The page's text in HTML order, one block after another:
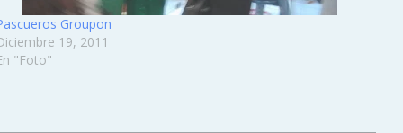
Groupon
19, 2011
"Foto"